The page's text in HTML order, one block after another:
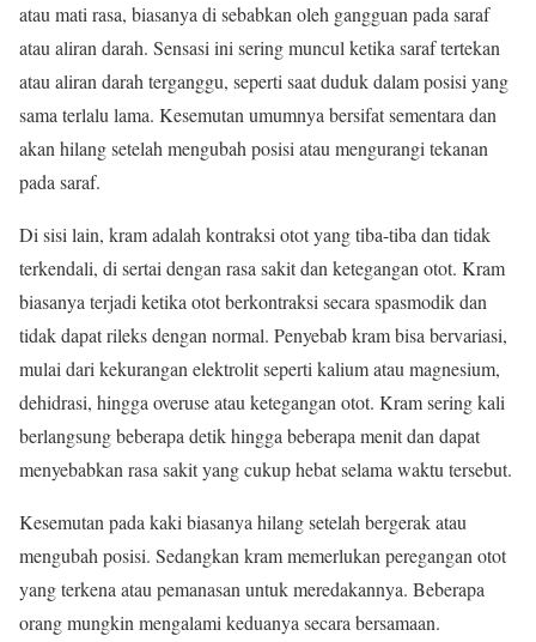
atau mati rasa, biasanya di sebabkan oleh gangguan pada saraf
atau aliran darah. Sensasi ini sering muncul ketika saraf tertekan
atau aliran darah terganggu, seperti saat duduk dalam posisi yang
sama terlalu lama. Kesemutan umumnya bersifat sementara dan
akan hilang setelah mengubah posisi atau mengurangi tekanan
pada saraf.
Di sisi lain, kram adalah kontraksi otot yang tiba-tiba dan tidak
terkendali, di sertai dengan rasa sakit dan ketegangan otot. Kram
biasanya terjadi ketika otot berkontraksi secara spasmodik dan
tidak dapat rileks dengan normal. Penyebab kram bisa bervariasi,
mulai dari kekurangan elektrolit seperti kalium atau magnesium,
dehidrasi, hingga overuse atau ketegangan otot. Kram sering kali
berlangsung beberapa detik hingga beberapa menit dan dapat
menyebabkan rasa sakit yang cukup hebat selama waktu tersebut.
Kesemutan pada kaki biasanya hilang setelah bergerak atau
mengubah posisi. Sedangkan kram memerlukan peregangan otot
yang terkena atau pemanasan untuk meredakannya. Beberapa
orang mungkin mengalami keduanya secara bersamaan.